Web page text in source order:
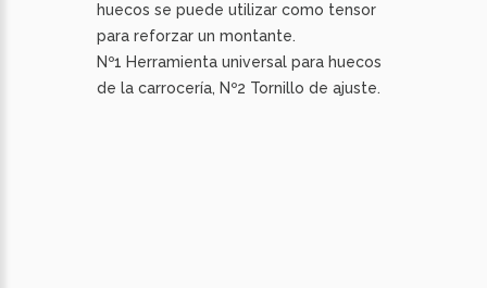
huecos se puede utilizar como tensor
para reforzar un montante.
Nº1 Herramienta universal para huecos
de la carrocería, Nº2 Tornillo de ajuste.